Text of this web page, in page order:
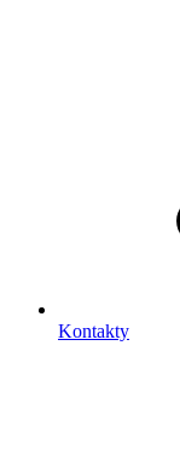
Kontakty